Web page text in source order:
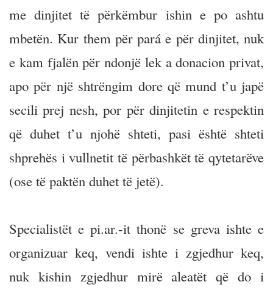
me dinjitet të përkëmbur ishin e po ashtu
mbetën. Kur them për pará e për dinjitet, nuk
e kam fjalën për ndonjë lek a donacion privat,
apo për një shtrëngim dore që mund t’u japë
secili prej nesh, por për dinjitetin e respektin
që duhet t’u njohë shteti, pasi është shteti
shprehës i vullnetit të përbashkët të qytetarëve
(ose të paktën duhet të jetë).
Specialistët e pi.ar.-it thonë se greva ishte e
organizuar keq, vendi ishte i zgjedhur keq,
nuk kishin zgjedhur mirë aleatët që do i